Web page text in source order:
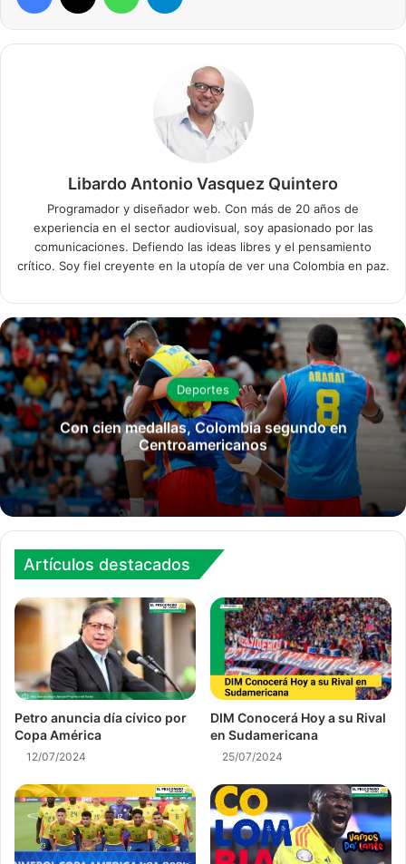
Libardo Antonio Vasquez Quintero
Programador y diseñador web. Con más de 20 años de
experiencia en el sector audiovisual, soy apasionado por las
comunicaciones. Defiendo las ideas libres y el pensamiento
crítico. Soy fiel creyente en la utopía de ver una Colombia en paz.
Deportes
Con cien medallas, Colombia segundo en
Centroamericanos
Artículos destacados
Petro anuncia día cívico por
Copa América
12/07/2024
DIM Conocerá Hoy a su Rival
en Sudamericana
25/07/2024